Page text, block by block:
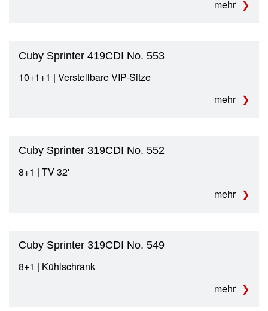
mehr
Cuby Sprinter 419CDI No. 553
10+1+1 | Verstellbare VIP-Sitze
mehr
Cuby Sprinter 319CDI No. 552
8+1 | TV 32'
mehr
Cuby Sprinter 319CDI No. 549
8+1 | Kühlschrank
mehr